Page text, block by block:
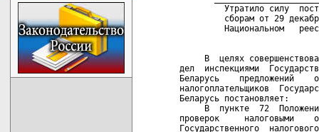
Утратило силу
сборам от 29
Национальном
В  целях
дел  инспекциями
Беларусь    предложений
налогоплательщиков
Беларусь постановляет:
В  пункте  72
проверок     налоговыми
Государственного